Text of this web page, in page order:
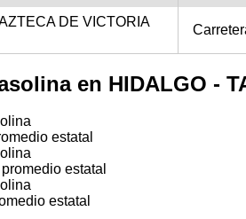
DE VICTORIA
en HIDALGO -
estatal
estatal
estatal